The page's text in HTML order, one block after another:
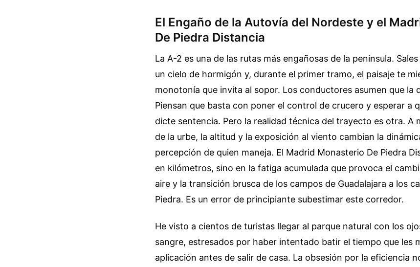
El Engaño de la Autovía del Nordeste y el
De Piedra Distancia
La A-2 es una de las rutas más engañosas de la península.
un cielo de hormigón y, durante el primer tramo, el paisaje te
monotonía que invita al sopor. Los conductores asumen que la
Piensan que basta con poner el control de crucero y esperar a
dicte sentencia. Pero la realidad técnica del trayecto es otra. A
de la urbe, la altitud y la exposición al viento cambian la
percepción de quien maneja. El Madrid Monasterio De Piedra
en kilómetros, sino en la fatiga acumulada que provoca el
aire y la transición brusca de los campos de Guadalajara a los
Piedra. Es un error de principiante subestimar este corredor.
He visto a cientos de turistas llegar al parque natural con los
sangre, estresados por haber intentado batir el tiempo que les
aplicación antes de salir de casa. La obsesión por la eficiencia